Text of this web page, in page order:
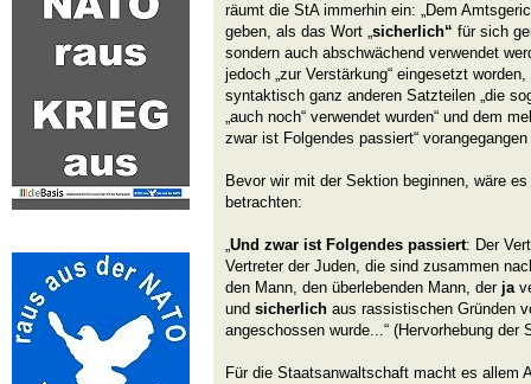
räumt die StA immerhin ein: „Dem
geben, als das Wort „sicherlich“ für sich
sondern auch abschwächend verwendet
jedoch „zur Verstärkung“ eingesetzt
syntaktisch ganz anderen Satzteilen „die
„auch noch“ verwendet wurden“ und dem
zwar ist Folgendes passiert“
Bevor wir mit der Sektion beginnen, wäre
betrachten:
„Und zwar ist Folgendes passiert: Der
Vertreter der Juden, die sind zusammen
den Mann, den überlebenden Mann, der ja
und sicherlich aus rassistischen Gründen
angeschossen wurde...“ (Hervorhebung der
Für die Staatsanwaltschaft macht es allem